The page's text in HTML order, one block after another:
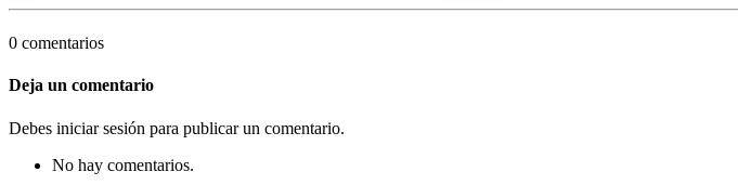
0 comentarios
Deja un comentario
Debes iniciar sesión para publicar un comentario.
No hay comentarios.